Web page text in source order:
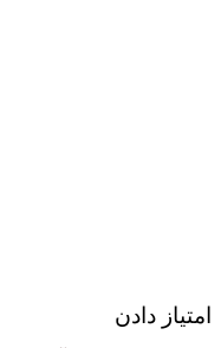
امتیاز دادن